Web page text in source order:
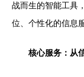
战而生的智能工具
位、个性化的信息
核心服务：从